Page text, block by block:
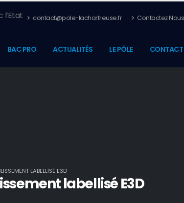
l’Etat contact@pole-lachartreuse.fr Contactez Nous
BAC PRO ACTUALITÉS LE PÔLE CONTACT
labellisé E3D
LABELLISÉ E3D